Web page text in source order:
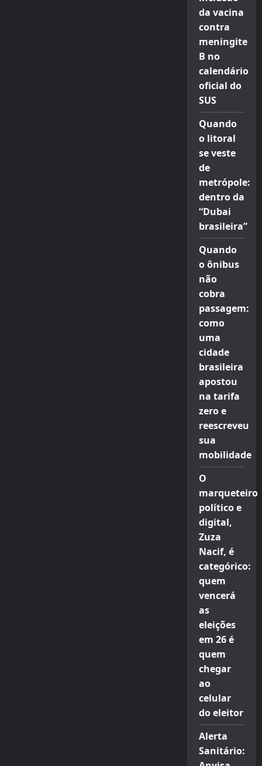
da vacina
contra
meningite
B no
calendário
oficial do
SUS
Quando
o litoral
se veste
de
metrópole:
dentro da
“Dubai
brasileira”
Quando
o ônibus
não
cobra
passagem:
como
uma
cidade
brasileira
apostou
na tarifa
zero e
reescreveu
sua
mobilidade
O
marqueteiro
político e
digital,
Zuza
Nacif, é
categórico:
quem
vencerá
as
eleições
em 26 é
quem
chegar
ao
celular
do eleitor
Alerta
Sanitário: